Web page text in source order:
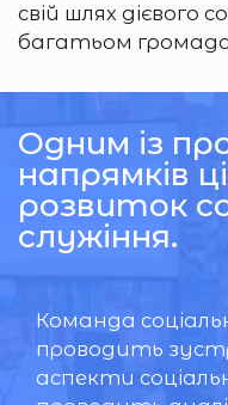
свій шлях дієвого
багатьом
Одним із
напрямків
розвиток
служіння.
Команда
проводить
аспекти